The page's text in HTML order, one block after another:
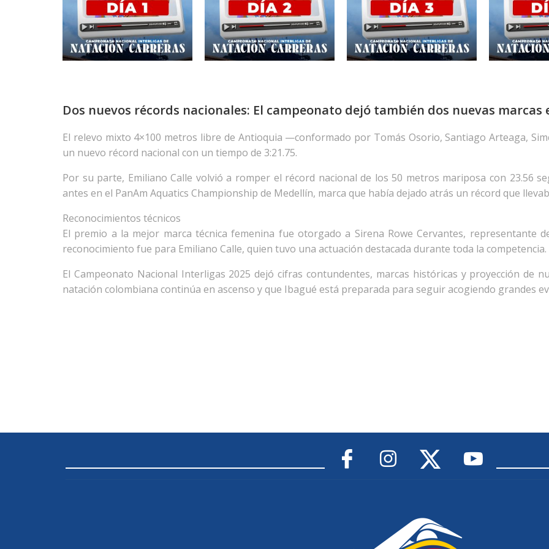
Dos nuevos récords nacionales: El campeonato dejó también dos nuevas
El relevo mixto 4×100 metros libre de Antioquia —conformado por Tomás Osorio, Santiago Arteaga,
un nuevo récord nacional con un tiempo de 3:21.75.
Por su parte, Emiliano Calle volvió a romper el récord nacional de los 50 metros mariposa con 23.56
antes en el PanAm Aquatics Championship de Medellín, marca que había dejado atrás un récord que
Reconocimientos técnicos
El premio a la mejor marca técnica femenina fue otorgado a Sirena Rowe Cervantes, representante
reconocimiento fue para Emiliano Calle, quien tuvo una actuación destacada durante toda la competencia.
El Campeonato Nacional Interligas 2025 dejó cifras contundentes, marcas históricas y proyección de
natación colombiana continúa en ascenso y que Ibagué está preparada para seguir acogiendo grandes